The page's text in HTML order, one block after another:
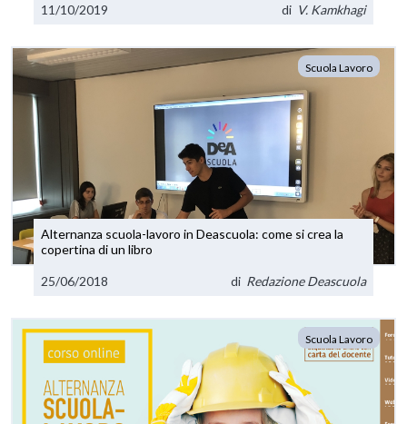
11/10/2019 di V. Kamkhagi
Scuola Lavoro
Alternanza scuola-lavoro in Deascuola: come si crea la
copertina di un libro
25/06/2018 di Redazione Deascuola
Scuola Lavoro